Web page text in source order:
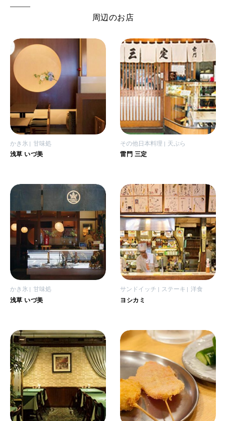
周辺のお店
かき氷 甘味処
浅草 いづ美
その他日本料理 天ぷら
雷門 三定
かき氷 甘味処
浅草 いづ美
サンドイッチ ステーキ 洋食
ヨシカミ